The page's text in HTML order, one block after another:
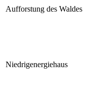
Aufforstung des Waldes
Niedrigenergiehaus